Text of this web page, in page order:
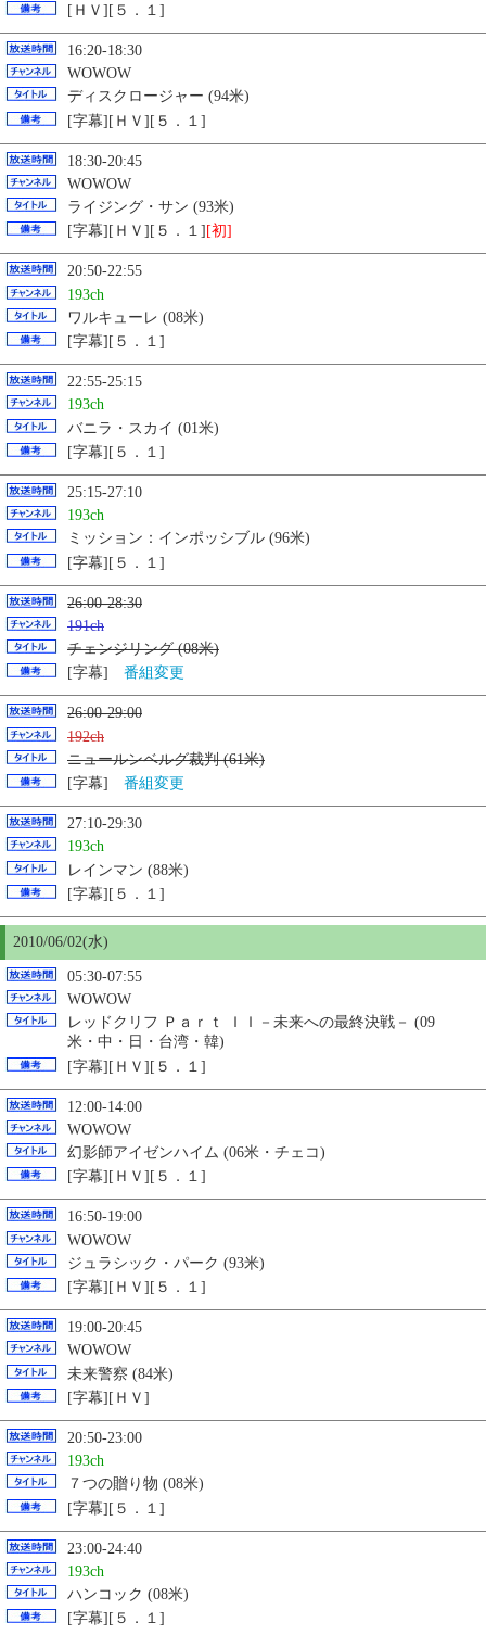
[ＨＶ][５．１]
16:20-18:30
WOWOW
ディスクロージャー (94米)
[字幕][ＨＶ][５．１]
18:30-20:45
WOWOW
ライジング・サン (93米)
[字幕][ＨＶ][５．１] [初]
20:50-22:55
193ch
ワルキューレ (08米)
[字幕][５．１]
22:55-25:15
193ch
バニラ・スカイ (01米)
[字幕][５．１]
25:15-27:10
193ch
ミッション：インポッシブル (96米)
[字幕][５．１]
26:00-28:30
191ch
チェンジリング (08米)
[字幕] 番組変更
26:00-29:00
192ch
ニュールンベルグ裁判 (61米)
[字幕] 番組変更
27:10-29:30
193ch
レインマン (88米)
[字幕][５．１]
2010/06/02(水)
05:30-07:55
WOWOW
レッドクリフ Ｐａｒｔ ＩＩ－未来への最終決戦－ (09
米・中・日・台湾・韓)
[字幕][ＨＶ][５．１]
12:00-14:00
WOWOW
幻影師アイゼンハイム (06米・チェコ)
[字幕][ＨＶ][５．１]
16:50-19:00
WOWOW
ジュラシック・パーク (93米)
[字幕][ＨＶ][５．１]
19:00-20:45
WOWOW
未来警察 (84米)
[字幕][ＨＶ]
20:50-23:00
193ch
７つの贈り物 (08米)
[字幕][５．１]
23:00-24:40
193ch
ハンコック (08米)
[字幕][５．１]